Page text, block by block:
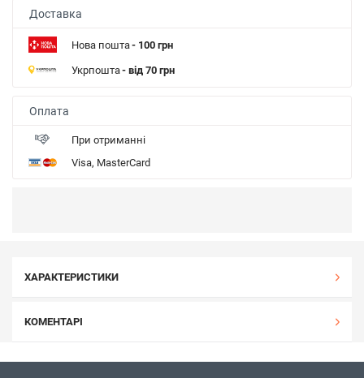
Доставка
Нова пошта- 100 грн
Укрпошта- від 70 грн
Оплата
При отриманні
Visa, MasterCard
ХАРАКТЕРИСТИКИ
КОМЕНТАРІ